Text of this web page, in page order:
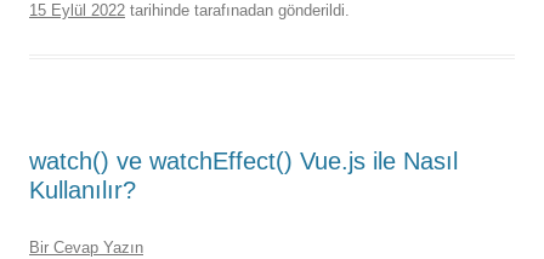
15 Eylül 2022 tarihinde tarafınadan gönderildi.
watch() ve watchEffect() Vue.js ile Nasıl
Kullanılır?
Bir Cevap Yazın